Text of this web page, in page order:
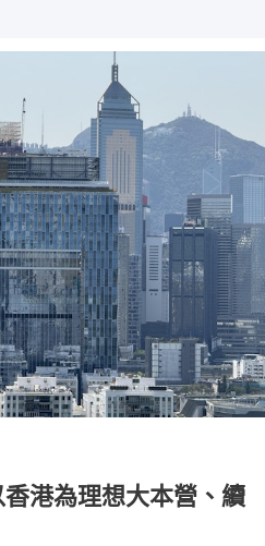
港為理想大本營、續